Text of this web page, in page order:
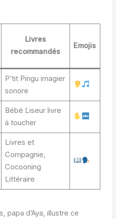
Livres
recommandés
Emojis
P’tit Pingu imagier
sonore
Bébé Liseur livre
à toucher
Livres et
Compagnie,
Cocooning
Littéraire
papa d’Aya, illustre ce